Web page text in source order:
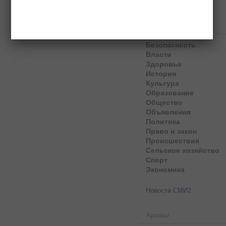
Безопасность
Власти
Здоровье
История
Культура
Образование
Общество
Объявления
Политика
Право и закон
Происшествия
Сельское хозяйство
Спорт
Экономика
Новости СМИ2
Архивы